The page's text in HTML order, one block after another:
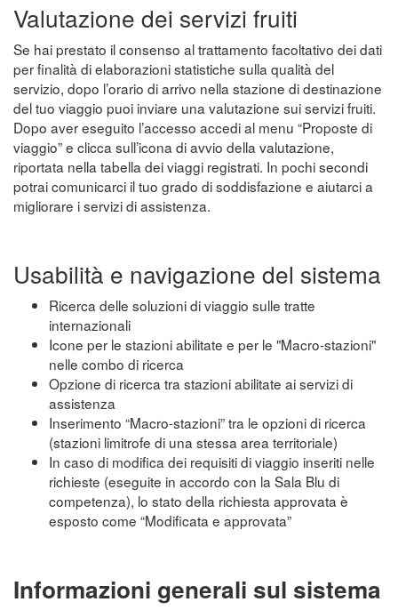
Valutazione dei servizi fruiti
Se hai prestato il consenso al trattamento facoltativo dei dati
per finalità di elaborazioni statistiche sulla qualità del
servizio, dopo l’orario di arrivo nella stazione di destinazione
del tuo viaggio puoi inviare una valutazione sui servizi fruiti.
Dopo aver eseguito l’accesso accedi al menu “Proposte di
viaggio” e clicca sull’icona di avvio della valutazione,
riportata nella tabella dei viaggi registrati. In pochi secondi
potrai comunicarci il tuo grado di soddisfazione e aiutarci a
migliorare i servizi di assistenza.
Usabilità e navigazione del sistema
Ricerca delle soluzioni di viaggio sulle tratte
internazionali
Icone per le stazioni abilitate e per le "Macro-stazioni"
nelle combo di ricerca
Opzione di ricerca tra stazioni abilitate ai servizi di
assistenza
Inserimento “Macro-stazioni” tra le opzioni di ricerca
(stazioni limitrofe di una stessa area territoriale)
In caso di modifica dei requisiti di viaggio inseriti nelle
richieste (eseguite in accordo con la Sala Blu di
competenza), lo stato della richiesta approvata è
esposto come “Modificata e approvata”
Informazioni generali sul sistema